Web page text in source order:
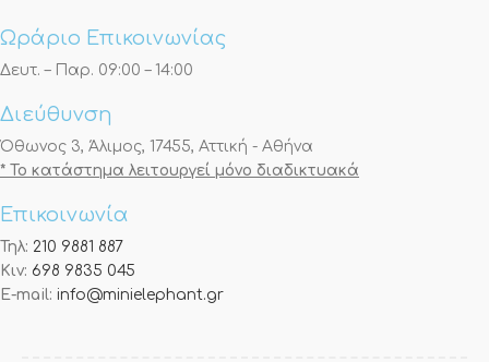
Ωράριο Επικοινωνίας
Δευτ. – Παρ. 09:00 – 14:00
Διεύθυνση
Όθωνος 3, Άλιμος, 17455, Αττική - Αθήνα
* Το κατάστημα λειτουργεί μόνο διαδικτυακά
Επικοινωνία
Τηλ: 210 9881 887
Κιν: 698 9835 045
E-mail: info@minielephant.gr